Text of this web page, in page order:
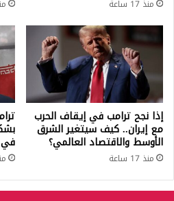
منذ 17 ساعة
إذا نجح ترامب في إيقاف الحرب
مع إيران.. كيف سيتغير الشرق
الأوسط والاقتصاد العالمي؟
منذ 17 ساعة
في